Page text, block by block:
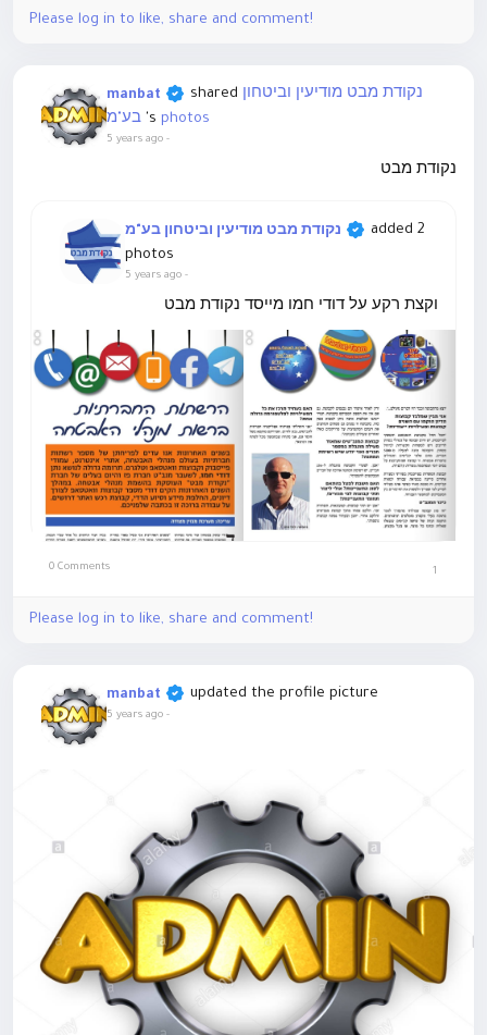
Please log in to like, share and comment!
manbat shared
נקודת מבט מודיעין וביטחון
's photos
5 years ago -
נקודת מבט
added 2
photos
5 years ago -
וקצת רקע על דודי חמו מייסד נקודת מבט
1
0 Comments
Please log in to like, share and comment!
manbat updated the profile picture
5 years ago -